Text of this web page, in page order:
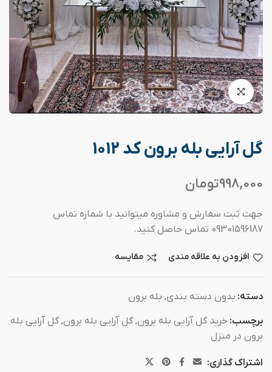
گل آرایی بله برون کد 1012
998,000تومان
جهت ثبت سفارش و مشاوره میتوانید با شماره تماس
09301596187 تماس حاصل کنید.
افزودن به علاقه مندی مقایسه
دسته: بدون دسته بندی, بله برون
برچسب: خرید گل آرایی بله برون,گل آرایی بله برون,گل آرایی بله
برون در منزل
اشتراک گذاری: